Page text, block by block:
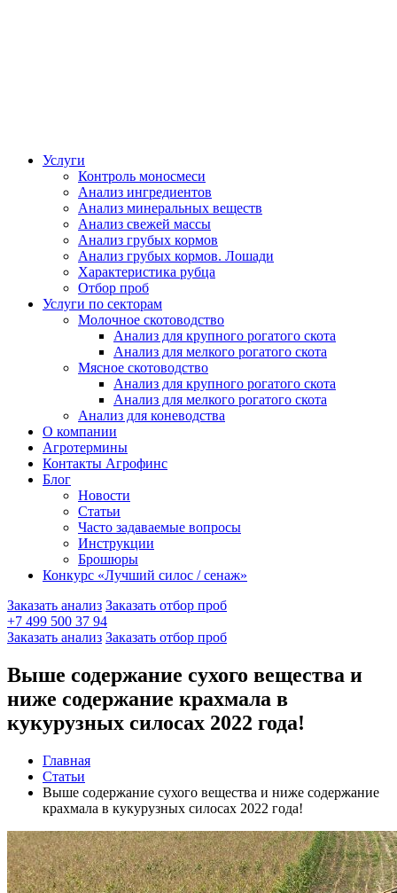
Услуги
Контроль моносмеси
Анализ ингредиентов
Анализ минеральных веществ
Анализ свежей массы
Анализ грубых кормов
Анализ грубых кормов. Лошади
Характеристика рубца
Отбор проб
Услуги по секторам
Молочное скотоводство
Анализ для крупного рогатого скота
Анализ для мелкого рогатого скота
Мясное скотоводство
Анализ для крупного рогатого скота
Анализ для мелкого рогатого скота
Анализ для коневодства
О компании
Агротермины
Контакты Агрофинс
Блог
Новости
Статьи
Часто задаваемые вопросы
Инструкции
Брошюры
Конкурс «Лучший силос / сенаж»
Заказать анализ Заказать отбор проб
+7 499 500 37 94
Заказать анализ Заказать отбор проб
Выше содержание сухого вещества и
ниже содержание крахмала в
кукурузных силосах 2022 года!
Главная
Статьи
Выше содержание сухого вещества и ниже содержание
крахмала в кукурузных силосах 2022 года!